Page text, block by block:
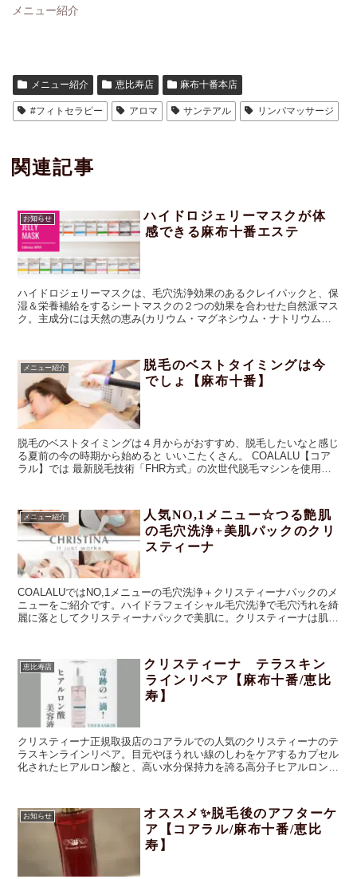
メニュー紹介
メニュー紹介 恵比寿店 麻布十番本店
#フィトセラピー アロマ サンテアル リンパマッサージ
関連記事
お知らせ
ハイドロジェリーマスクが体
感できる麻布十番エステ
ハイドロジェリーマスクは、毛穴洗浄効果のあるクレイパックと、保
湿＆栄養補給をするシートマスクの２つの効果を合わせた自然派マス
ク。主成分には天然の恵み(カリウム・マグネシウム・ナトリウムな
うるつや肌に☆
メニュー紹介
脱毛のベストタイミングは今
でしょ【麻布十番】
脱毛のベストタイミングは４月からがおすすめ、脱毛したいなと感じ
る夏前の今の時期から始めると いいこたくさん。 COALALU【コア
ラル】では 最新脱毛技術「FHR方式」の次世代脱毛マシンを使用
脱毛オススメ。仕上げにはハイドロジェリーマスクでもちすべ肌に。
メニュー紹介
人気NO,1メニュー☆つる艶肌
の毛穴洗浄+美肌パックのクリ
スティーナ
COALALUではNO,1メニューの毛穴洗浄＋クリスティーナパックのメ
ニューをご紹介です。ハイドラフェイシャル毛穴洗浄で毛穴汚れを綺
麗に落としてクリスティーナパックで美肌に。クリスティーナは肌診
案。サロンケアを持続させるためのホームケアも大切。本当にお肌に
良いものを使用してほしいという想いからラインナップは多く取り揃
えております。
恵比寿店
クリスティーナ テラスキン
ラインリペア【麻布十番/恵比
寿】
クリスティーナ正規取扱店のコアラルでの人気のクリスティーナのテ
ラスキンラインリペア。目元やほうれい線のしわをケアするカプセル
化されたヒアルロン酸と、高い水分保持力を誇る高分子ヒアルロン酸
お知らせ
オススメ✨脱毛後のアフターケ
ア【コアラル/麻布十番/恵比
寿】